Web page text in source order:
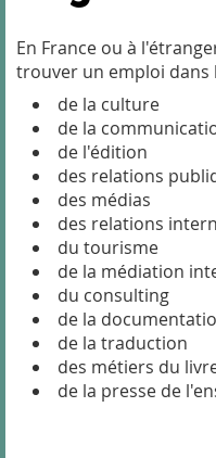
En France ou à
trouver un emploi dans
de la culture
de la
de l'édition
des relations
des médias
des relations
du tourisme
de la médiation
du consulting
de la
de la traduction
des métiers du
de la presse de